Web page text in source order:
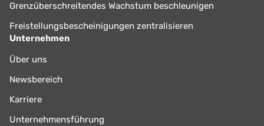
Grenzüberschreitendes Wachstum beschleunigen
Freistellungsbescheinigungen zentralisieren
Unternehmen
Über uns
Newsbereich
Karriere
Unternehmensführung